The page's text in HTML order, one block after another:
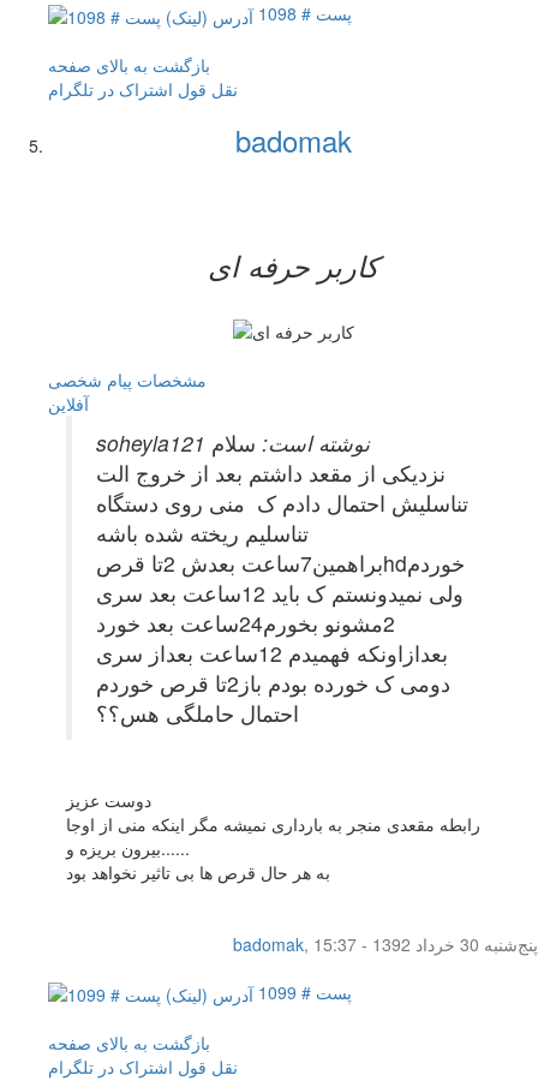
پست # 1098
بازگشت به بالای صفحه
نقل قول اشتراک در تلگرام
badomak
کاربر حرفه ای
مشخصات پیام شخصی
آفلاين
soheyla121 نوشته است: سلام
نزدیکی از مقعد داشتم بعد از خروج الت
تناسلیش احتمال دادم ک منی روی دستگاه
تناسلیم ریخته شده باشه
براهمین7ساعت بعدش 2تا قرصhdخوردم
ولی نمیدونستم ک باید 12ساعت بعد سری
2مشونو بخورم24ساعت بعد خورد
بعدازاونکه فهمیدم 12ساعت بعداز سری
دومی ک خورده بودم باز2تا قرص خوردم
احتمال حاملگی هس؟؟
دوست عزیز
رابطه مقعدی منجر به بارداری نمیشه مگر اینکه منی از اوجا
بیرون بریزه و......
به هر حال قرص ها بی تاثیر نخواهد بود
badomak,
پنج‌شنبه 30 خرداد 1392 - 15:37
پست # 1099
بازگشت به بالای صفحه
نقل قول اشتراک در تلگرام